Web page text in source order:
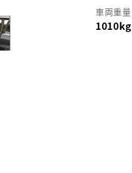
車両重量
1010kg